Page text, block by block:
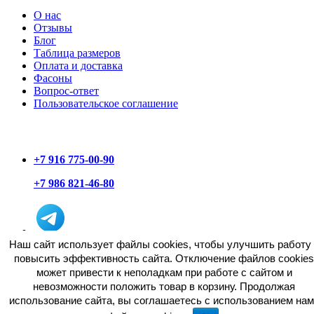
О нас
Отзывы
Блог
Таблица размеров
Оплата и доставка
Фасоны
Вопрос-ответ
Пользовательское соглашение
+7 916 775-00-90
+7 986 821-46-80
Наш сайт использует файлы cookies, чтобы улучшить работу
повысить эффективность сайта. Отключение файлов cookies
может привести к неполадкам при работе с сайтом и
невозможности положить товар в корзину. Продолжая
использование сайта, вы соглашаетесь c использованием